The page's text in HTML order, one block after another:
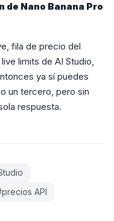
de Nano Banana Pro
fila de precio del
limits de AI Studio,
ya sí puedes
un tercero, pero sin
respuesta.
precios API